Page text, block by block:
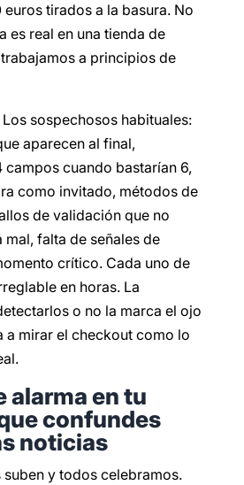
tirados a la basura. No
es real en una tienda de
a principios de
sospechosos habituales:
aparecen al final,
campos cuando bastarían 6,
como invitado, métodos de
de validación que no
falta de señales de
crítico. Cada uno de
en horas. La
o no la marca el ojo
a mirar el checkout como lo
alarma en tu
confundes
noticias
y todos celebramos.